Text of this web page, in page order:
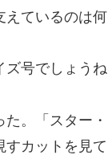
えているのは
号でしょうね
。「スター
すカットを見